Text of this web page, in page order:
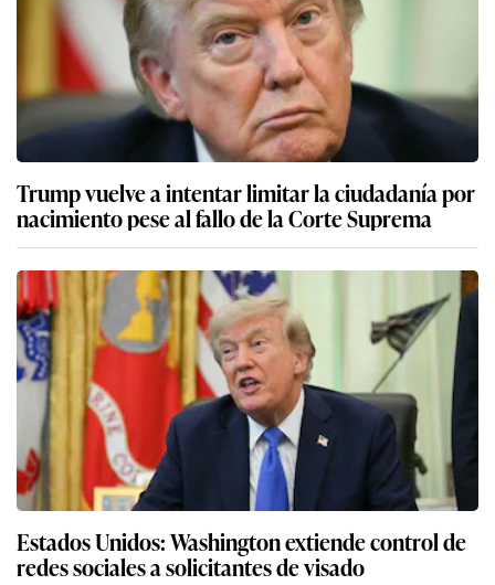
Trump vuelve a intentar limitar la ciudadanía por
nacimiento pese al fallo de la Corte Suprema
Estados Unidos: Washington extiende control de
redes sociales a solicitantes de visado